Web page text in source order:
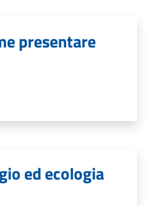
presentare
ed ecologia